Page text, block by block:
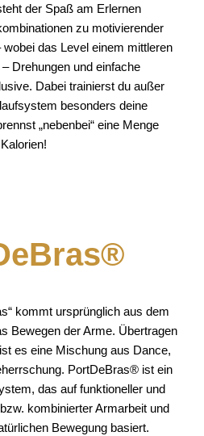
der Spaß am Erlernen
zu motivierender
das Level einem mittleren
Drehungen und einfache
Dabei trainierst du außer
besonders deine
„nebenbei“ eine Menge
Kalorien!
kommt ursprünglich aus dem
Bewegen der Arme. Übertragen
es eine Mischung aus Dance,
PortDeBras® ist ein
das auf funktioneller und
kombinierter Armarbeit und
Bewegung basiert.